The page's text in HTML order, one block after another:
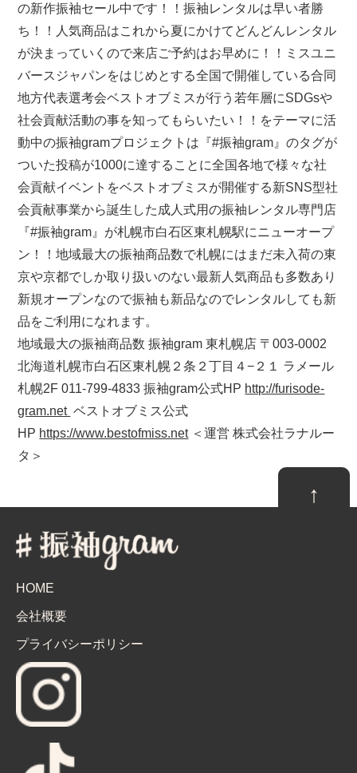
の新作振袖セール中です！！振袖レンタルは早い者勝
ち！！人気商品はこれから夏にかけてどんどんレンタル
が決まっていくので来店ご予約はお早めに！！ミスユニ
バースジャパンをはじめとする全国で開催している合同
地方代表選考会ベストオブミスが行う若年層にSDGsや
社会貢献活動の事を知ってもらいたい！！をテーマに活
動中の振袖gramプロジェクトは『#振袖gram』のタグが
ついた投稿が1000に達することに全国各地で様々な社
会貢献イベントをベストオブミスが開催する新SNS型社
会貢献事業から誕生した成人式用の振袖レンタル専門店
『#振袖gram』が札幌市白石区東札幌駅にニューオープ
ン！！地域最大の振袖商品数で札幌にはまだ未入荷の東
京や京都でしか取り扱いのない最新人気商品も多数あり
新規オープンなので振袖も新品なのでレンタルしても新
品をご利用になれます。
地域最大の振袖商品数 振袖gram 東札幌店 〒003-0002
北海道札幌市白石区東札幌２条２丁目４−２１ ラメール
札幌2F 011-799-4833 振袖gram公式HP http://furisode-
gram.net ベストオブミス公式
HP https://www.bestofmiss.net＜運営 株式会社ラナルー
タ＞
↑
HOME
会社概要
プライバシーポリシー